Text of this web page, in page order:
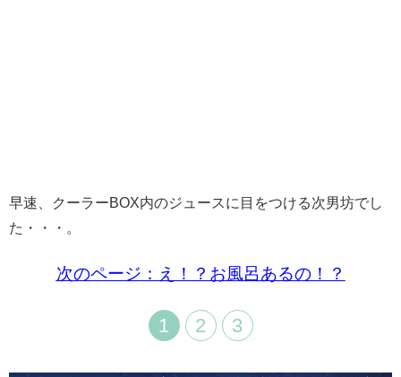
早速、クーラーBOX内のジュースに目をつける次男坊でし
た・・・。
次のページ：え！？お風呂あるの！？
1 2 3